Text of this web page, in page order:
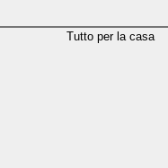
Tutto per la casa